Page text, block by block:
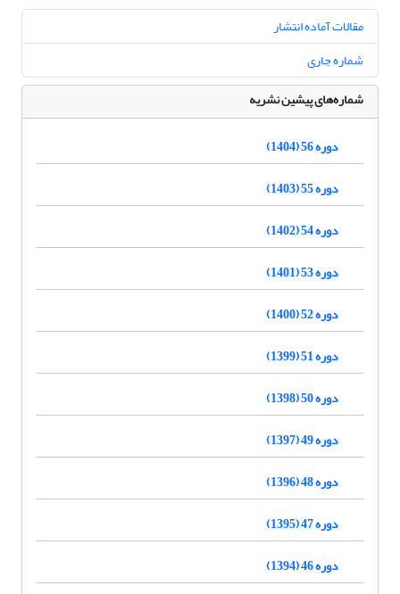
مقالات آماده انتشار
شماره جاری
شماره‌های پیشین نشریه
دوره 56 (1404)
دوره 55 (1403)
دوره 54 (1402)
دوره 53 (1401)
دوره 52 (1400)
دوره 51 (1399)
دوره 50 (1398)
دوره 49 (1397)
دوره 48 (1396)
دوره 47 (1395)
دوره 46 (1394)